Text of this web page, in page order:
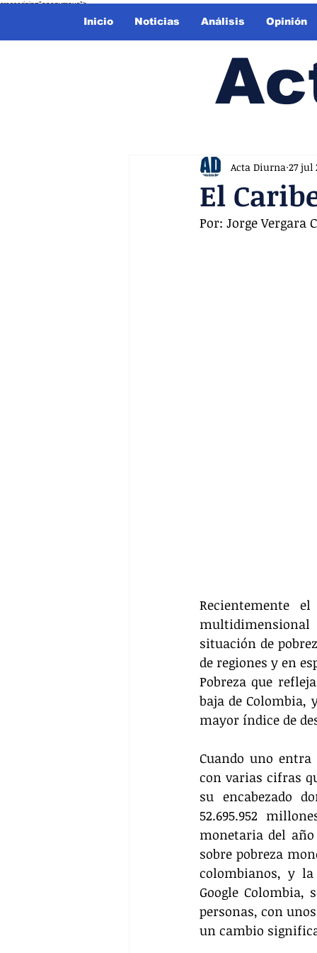
crossorigin="anonymous">
Inicio Noticias Análisis Opinión
El
Acta Diurna 27 jul
Por: Jorge Vergara
Recientemente
situación de
de regiones y en
Pobreza que
baja de Colombia,
mayor índice de
Cuando uno
con varias cifras
su encabezado
52.695.952
monetaria del
sobre pobreza
colombianos, y la
Google Colombia,
personas, con
un cambio